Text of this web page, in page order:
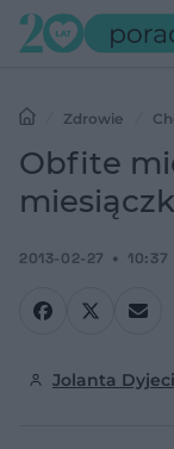
Zdrowie
miesiączki mogą być
Obfite
2013-02-27 10:37
Jolanta